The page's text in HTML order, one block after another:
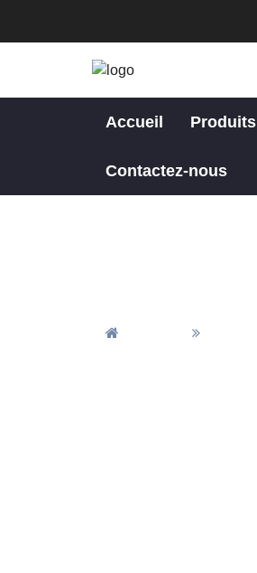
Accueil Produits
Contactez-nous